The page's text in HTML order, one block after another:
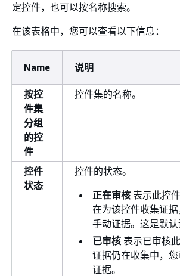
定控件，也可以按名称搜索。
在该表格中，您可以查看以下信息：
Name 说明
按控
件集
分组
的控
件
控件集的名称。
控件
状态
控件的状态。
正在审核 表示此控
在为该控件收集证
手动证据。这是默认
已审核 表示已审核
证据仍在收集中，
证据。